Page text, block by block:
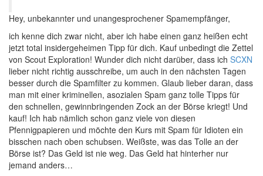
Hey, unbekannter und unangesprochener Spamempfänger,
ich kenne dich zwar nicht, aber ich habe einen ganz heißen echt
jetzt total insidergeheimen Tipp für dich. Kauf unbedingt die Zettel
von Scout Exploration! Wunder dich nicht darüber, dass ich SCXN
lieber nicht richtig ausschreibe, um auch in den nächsten Tagen
besser durch die Spamfilter zu kommen. Glaub lieber daran, dass
man mit einer kriminellen, asozialen Spam ganz tolle Tipps für
den schnellen, gewinnbringenden Zock an der Börse kriegt! Und
kauf! Ich hab nämlich schon ganz viele von diesen
Pfennigpapieren und möchte den Kurs mit Spam für Idioten ein
bisschen nach oben schubsen. Weißste, was das Tolle an der
Börse ist? Das Geld ist nie weg. Das Geld hat hinterher nur
jemand anders…